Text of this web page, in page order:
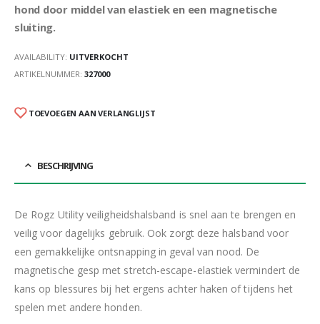
hond door middel van elastiek en een magnetische
sluiting.
AVAILABILITY: UITVERKOCHT
ARTIKELNUMMER: 327000
TOEVOEGEN AAN VERLANGLIJST
BESCHRIJVING
De Rogz Utility veiligheidshalsband is snel aan te brengen en
veilig voor dagelijks gebruik. Ook zorgt deze halsband voor
een gemakkelijke ontsnapping in geval van nood. De
magnetische gesp met stretch-escape-elastiek vermindert de
kans op blessures bij het ergens achter haken of tijdens het
spelen met andere honden.